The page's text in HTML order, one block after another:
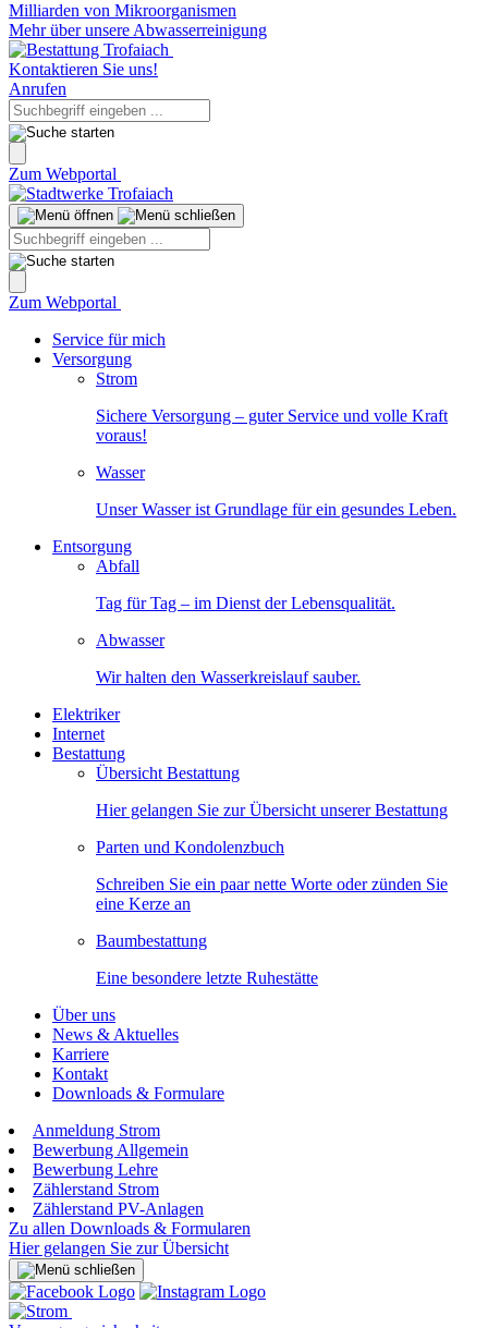
Milliarden von Mikroorganismen
Mehr über unsere Abwasserreinigung
Kontaktieren Sie uns!
Anrufen
Zum Webportal
Zum Webportal
Service für mich
Versorgung
Strom
Sichere Versorgung – guter Service und volle Kraft
voraus!
Wasser
Unser Wasser ist Grundlage für ein gesundes Leben.
Entsorgung
Abfall
Tag für Tag – im Dienst der Lebensqualität.
Abwasser
Wir halten den Wasserkreislauf sauber.
Elektriker
Internet
Bestattung
Übersicht Bestattung
Hier gelangen Sie zur Übersicht unserer Bestattung
Parten und Kondolenzbuch
Schreiben Sie ein paar nette Worte oder zünden Sie
eine Kerze an
Baumbestattung
Eine besondere letzte Ruhestätte
Über uns
News & Aktuelles
Karriere
Kontakt
Downloads & Formulare
Anmeldung Strom
Bewerbung Allgemein
Bewerbung Lehre
Zählerstand Strom
Zählerstand PV-Anlagen
Zu allen Downloads & Formularen
Hier gelangen Sie zur Übersicht